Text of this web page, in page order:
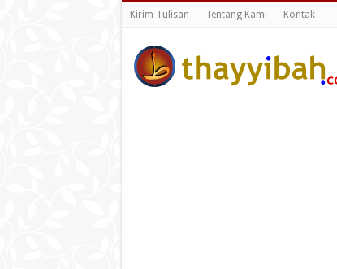
Kirim Tulisan Tentang Kami Kontak